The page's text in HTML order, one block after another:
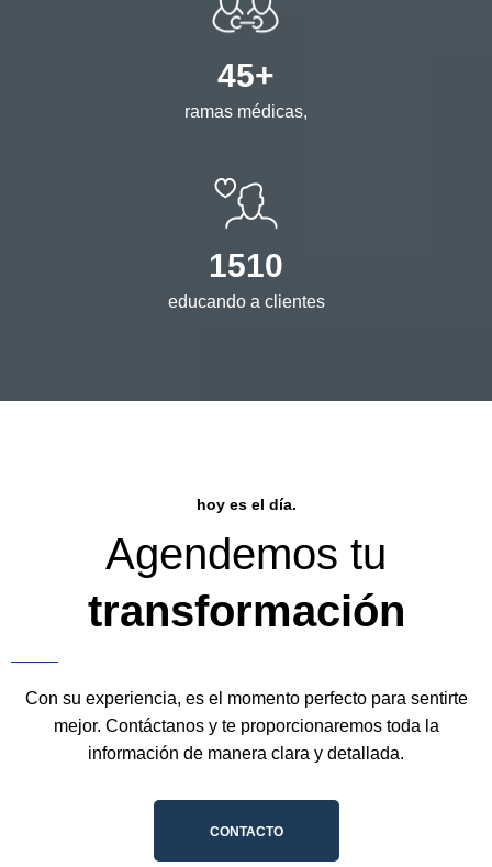
45+
ramas médicas,
1510
educando a clientes
hoy es el día.
Agendemos tu
transformación
Con su experiencia, es el momento perfecto para sentirte
mejor. Contáctanos y te proporcionaremos toda la
información de manera clara y detallada.
CONTACTO